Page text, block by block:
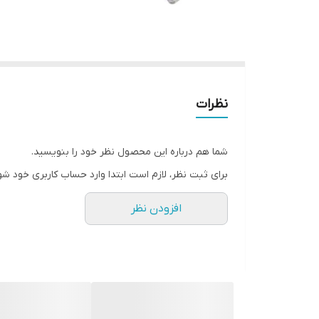
نظرات
شما هم درباره این محصول نظر خود را بنویسید.
برای ثبت نظر، لازم است ابتدا وارد حساب کاربری خود
افزودن نظر